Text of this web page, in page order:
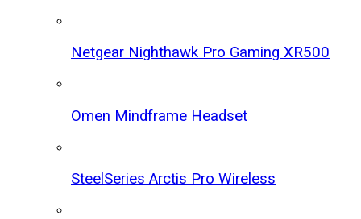
Netgear Nighthawk Pro Gaming XR500
Omen Mindframe Headset
SteelSeries Arctis Pro Wireless